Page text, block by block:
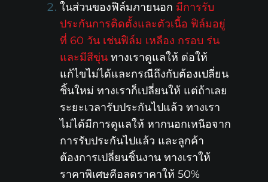
ในส่วนของฟิล์มภายนอก มีการรับ
ประกันการติดตั้งและตัวเนื้อ ฟิล์มอยู่
ที่ 60 วัน เช่นฟิล์ม เหลือง กรอบ ร่น
และมีสีขุ่น ทางเราดูแลให้ ต่อให้
แก้ไขไม่ได้และกรณีถึงกับต้องเปลี่ยน
ชิ้นใหม่ ทางเราก็เปลี่ยนให้ แต่ถ้าเลย
ระยะเวลารับประกันไปแล้ว ทางเรา
ไม่ได้มีการดูแลให้ หากนอกเหนือจาก
การรับประกันไปแล้ว และลูกค้า
ต้องการเปลี่ยนชิ้นงาน ทางเราให้
ราคาพิเศษคือลดราคาให้ 50%